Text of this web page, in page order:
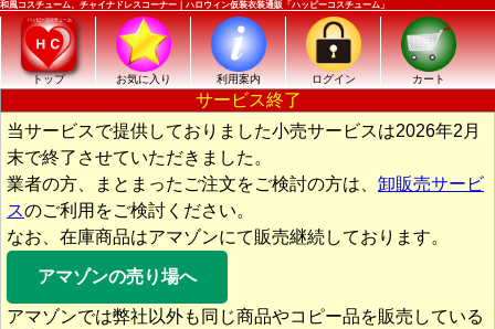
和風コスチューム、チャイナドレスコーナー｜ハロウィン仮装衣装通販「ハッピーコスチューム」
トップ お気に入り 利用案内 ログイン カート
サービス終了
当サービスで提供しておりました小売サービスは2026年2月
末で終了させていただきました。
業者の方、まとまったご注文をご検討の方は、 卸販売サービ
スのご利用をご検討ください。
なお、在庫商品はアマゾンにて販売継続しております。
アマゾンの売り場へ
アマゾンでは弊社以外も同じ商品やコピー品を販売している